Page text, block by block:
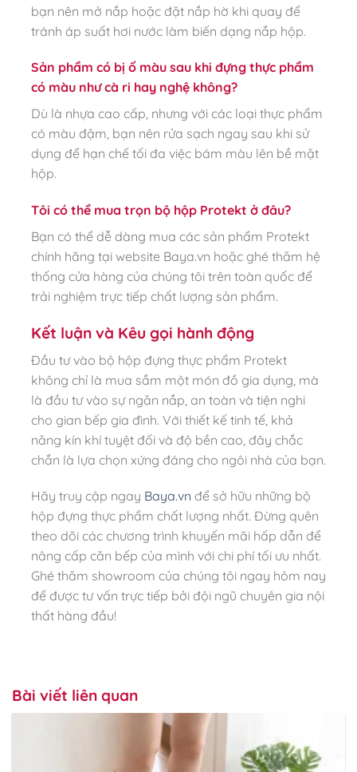
bạn nên mở nắp hoặc đặt nắp hờ khi quay để
tránh áp suất hơi nước làm biến dạng nắp hộp.
Sản phẩm có bị ố màu sau khi đựng thực phẩm
có màu như cà ri hay nghệ không?
Dù là nhựa cao cấp, nhưng với các loại thực phẩm
có màu đậm, bạn nên rửa sạch ngay sau khi sử
dụng để hạn chế tối đa việc bám màu lên bề mặt
hộp.
Tôi có thể mua trọn bộ hộp Protekt ở đâu?
Bạn có thể dễ dàng mua các sản phẩm Protekt
chính hãng tại website Baya.vn hoặc ghé thăm hệ
thống cửa hàng của chúng tôi trên toàn quốc để
trải nghiệm trực tiếp chất lượng sản phẩm.
Kết luận và Kêu gọi hành động
Đầu tư vào bộ hộp đựng thực phẩm Protekt
không chỉ là mua sắm một món đồ gia dụng, mà
là đầu tư vào sự ngăn nắp, an toàn và tiện nghi
cho gian bếp gia đình. Với thiết kế tinh tế, khả
năng kín khí tuyệt đối và độ bền cao, đây chắc
chắn là lựa chọn xứng đáng cho ngôi nhà của bạn.
Hãy truy cập ngay Baya.vn để sở hữu những bộ
hộp đựng thực phẩm chất lượng nhất. Đừng quên
theo dõi các chương trình khuyến mãi hấp dẫn để
nâng cấp căn bếp của mình với chi phí tối ưu nhất.
Ghé thăm showroom của chúng tôi ngay hôm nay
để được tư vấn trực tiếp bởi đội ngũ chuyên gia nội
thất hàng đầu!
Bài viết liên quan